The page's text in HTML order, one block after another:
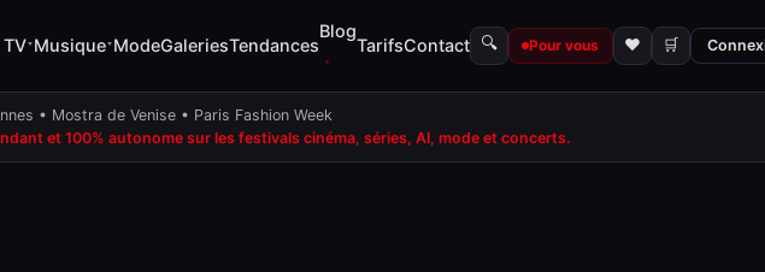
▾Musique▾ModeGaleriesTendances
Blog
TarifsContact 🔍 Pour vous ♥ 🛒
• Mostra de Venise • Paris Fashion Week·
et 100% autonome sur les festivals cinéma, séries, AI, mode et concerts.